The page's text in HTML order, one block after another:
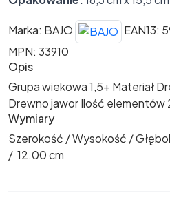
Marka: BAJO
EAN13:
MPN: 33910
Opis
Grupa wiekowa 1,5+ Materiał
Drewno jawor Ilość elementów
Wymiary
Szerokość / Wysokość /
/ 12.00 cm